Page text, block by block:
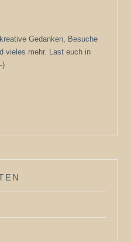
Gedanken, Besuche
vieles mehr. Last euch in
)